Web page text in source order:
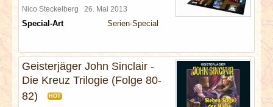
Nico Steckelberg 26. Mai 2013
Special-Art Serien-Special
Geisterjäger John Sinclair -
Die Kreuz Trilogie (Folge 80-
82)
HOT